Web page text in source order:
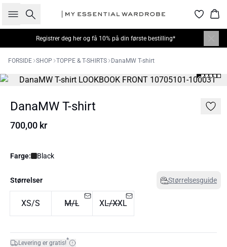
Søk
Registrer deg herog få 10% på din første bestilling*
FORSIDE SHOP TOPPE & T-SHIRTS DanaMW T-shirt
DanaMW T-shirt
700,00 kr
Farge: Black
Størrelser Størrelsesguide
XS/S M/L XL/XXL
Levering er gratis!*